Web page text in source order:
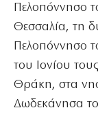
Πελοπόννησο
Θεσσαλία, τη
Πελοπόννησο
του Ιονίου
Θράκη, στα
Δωδεκάνησα